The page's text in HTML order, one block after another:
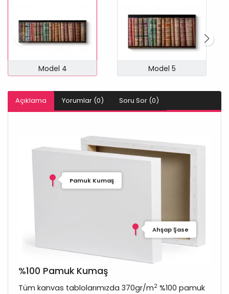
Model 4 Model 5
Açıklama Yorumlar (0) Soru Sor (0)
Pamuk Kumaş
Ahşap Şase
%100 Pamuk Kumaş
Tüm kanvas tablolarımızda 370gr/m2 %100 pamuk